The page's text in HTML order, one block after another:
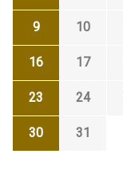
9 10
16 17
23 24
30
31